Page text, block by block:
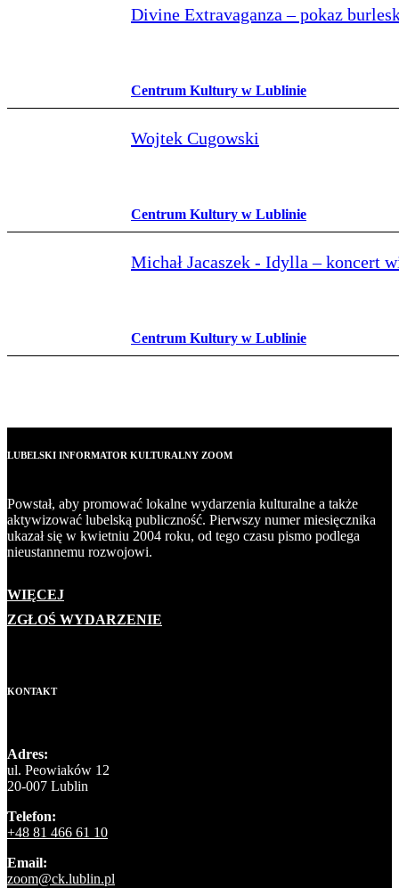
Divine Extravaganza – pokaz
Centrum Kultury w Lublinie
Wojtek Cugowski
Centrum Kultury w Lublinie
Michał Jacaszek - Idylla – koncert
Centrum Kultury w Lublinie
LUBELSKI INFORMATOR KULTURALNY ZOOM
Powstał, aby promować lokalne wydarzenia kulturalne a także
aktywizować lubelską publiczność. Pierwszy numer miesięcznika
ukazał się w kwietniu 2004 roku, od tego czasu pismo podlega
nieustannemu rozwojowi.
WIĘCEJ
ZGŁOŚ WYDARZENIE
KONTAKT
Adres:
ul. Peowiaków 12
20-007 Lublin
Telefon:
+48 81 466 61 10
Email:
zoom@ck.lublin.pl